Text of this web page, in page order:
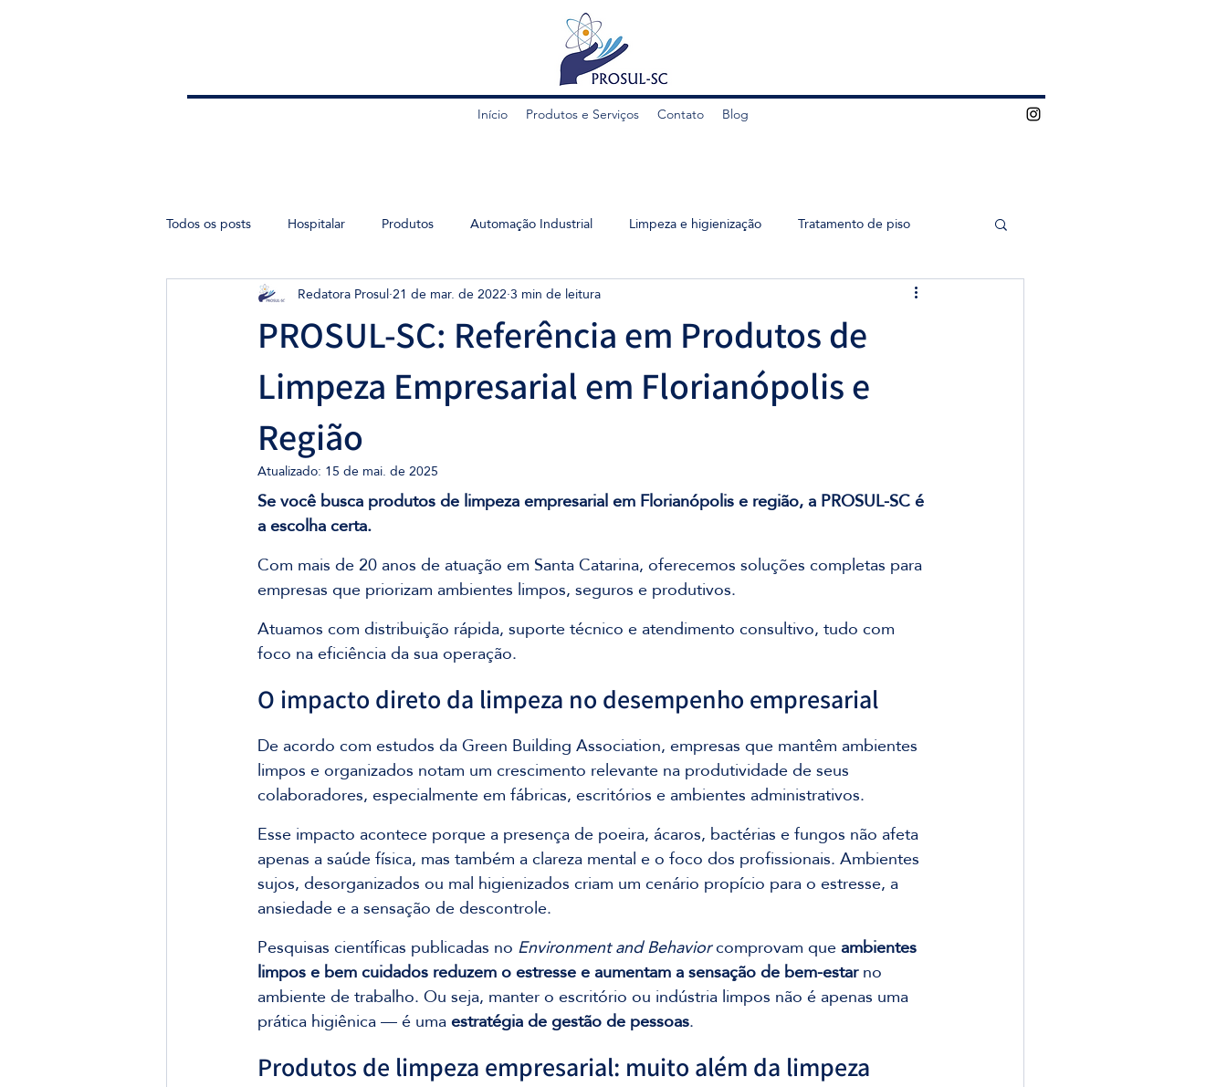
Início Produtos e Serviços Contato Blog
Todos os posts Hospitalar Produtos Automação Industrial Limpeza e higienização Tratamento de piso
PROSUL-SC: Referência em Produtos de
Limpeza Empresarial em Florianópolis e
Região
Redatora Prosul21 de mar. de 20223 min de leitura
Atualizado: 15 de mai. de 2025
Se você busca produtos de limpeza empresarial em Florianópolis e região, a PROSUL-SC é
a escolha certa.
Com mais de 20 anos de atuação em Santa Catarina, oferecemos soluções completas para
empresas que priorizam ambientes limpos, seguros e produtivos.
Atuamos com distribuição rápida, suporte técnico e atendimento consultivo, tudo com
foco na eficiência da sua operação.
O impacto direto da limpeza no desempenho empresarial
De acordo com estudos da Green Building Association, empresas que mantêm ambientes
limpos e organizados notam um crescimento relevante na produtividade de seus
colaboradores, especialmente em fábricas, escritórios e ambientes administrativos.
Esse impacto acontece porque a presença de poeira, ácaros, bactérias e fungos não afeta
apenas a saúde física, mas também a clareza mental e o foco dos profissionais. Ambientes
sujos, desorganizados ou mal higienizados criam um cenário propício para o estresse, a
ansiedade e a sensação de descontrole.
Pesquisas científicas publicadas no Environment and Behavior comprovam que ambientes
limpos e bem cuidados reduzem o estresse e aumentam a sensação de bem-estar no
ambiente de trabalho. Ou seja, manter o escritório ou indústria limpos não é apenas uma
prática higiênica — é uma estratégia de gestão de pessoas.
Produtos de limpeza empresarial: muito além da limpeza